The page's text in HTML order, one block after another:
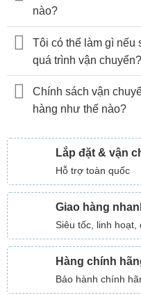
nào?
Tôi có thể làm gì nếu
quá trình vận chuyển?
Chính sách vận
hàng như thế nào?
Lắp đặt & vận
Hỗ trợ toàn quốc
Giao hàng
Siêu tốc, linh hoạt,
Hàng chính
Bảo hành chính